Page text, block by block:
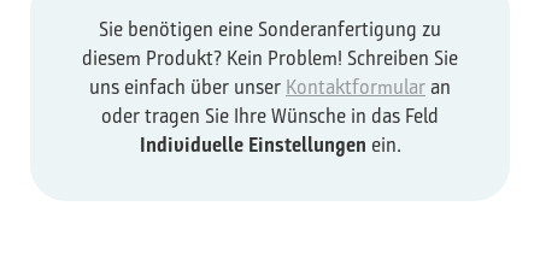
Sie benötigen eine Sonderanfertigung zu
diesem Produkt? Kein Problem! Schreiben Sie
uns einfach über unser Kontaktformular an
oder tragen Sie Ihre Wünsche in das Feld
Individuelle Einstellungen ein.